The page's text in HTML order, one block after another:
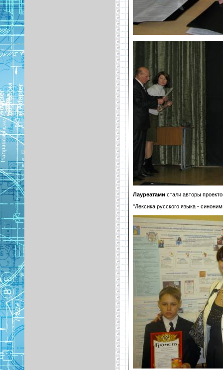
Лауреатами стали авторы
"Лексика русского языка -